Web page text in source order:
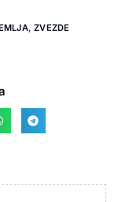
,ZVEZDE